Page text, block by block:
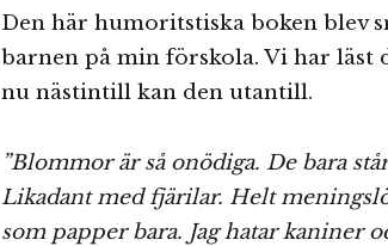
Den här humoritstiska boken blev
barnen på min förskola. Vi har läst
nu nästintill kan den utantill.
”Blommor är så onödiga. De bara
Likadant med fjärilar. Helt
som papper bara. Jag hatar kaniner